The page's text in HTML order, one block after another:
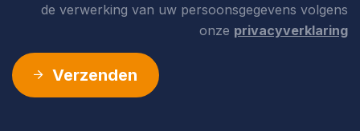
de verwerking van uw persoonsgegevens volgens
onze privacyverklaring
Verzenden